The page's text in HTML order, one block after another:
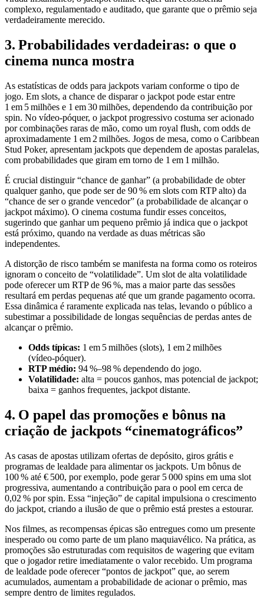
complexo, regulamentado e auditado, que garante que o prêmio seja
verdadeiramente merecido.
3. Probabilidades verdadeiras: o que o
cinema nunca mostra
As estatísticas de odds para jackpots variam conforme o tipo de
jogo. Em slots, a chance de disparar o jackpot pode estar entre
1 em 5 milhões e 1 em 30 milhões, dependendo da contribuição por
spin. No vídeo‑póquer, o jackpot progressivo costuma ser acionado
por combinações raras de mão, como um royal flush, com odds de
aproximadamente 1 em 2 milhões. Jogos de mesa, como o Caribbean
Stud Poker, apresentam jackpots que dependem de apostas paralelas,
com probabilidades que giram em torno de 1 em 1 milhão.
É crucial distinguir “chance de ganhar” (a probabilidade de obter
qualquer ganho, que pode ser de 90 % em slots com RTP alto) da
“chance de ser o grande vencedor” (a probabilidade de alcançar o
jackpot máximo). O cinema costuma fundir esses conceitos,
sugerindo que ganhar um pequeno prêmio já indica que o jackpot
está próximo, quando na verdade as duas métricas são
independentes.
A distorção de risco também se manifesta na forma como os roteiros
ignoram o conceito de “volatilidade”. Um slot de alta volatilidade
pode oferecer um RTP de 96 %, mas a maior parte das sessões
resultará em perdas pequenas até que um grande pagamento ocorra.
Essa dinâmica é raramente explicada nas telas, levando o público a
subestimar a possibilidade de longas sequências de perdas antes de
alcançar o prêmio.
Odds típicas: 1 em 5 milhões (slots), 1 em 2 milhões
(vídeo‑póquer).
RTP médio: 94 %–98 % dependendo do jogo.
Volatilidade: alta = poucos ganhos, mas potencial de jackpot;
baixa = ganhos frequentes, jackpot distante.
4. O papel das promoções e bônus na
criação de jackpots “cinematográficos”
As casas de apostas utilizam ofertas de depósito, giros grátis e
programas de lealdade para alimentar os jackpots. Um bônus de
100 % até € 500, por exemplo, pode gerar 5 000 spins em uma slot
progressiva, aumentando a contribuição para o pool em cerca de
0,02 % por spin. Essa “injeção” de capital impulsiona o crescimento
do jackpot, criando a ilusão de que o prêmio está prestes a estourar.
Nos filmes, as recompensas épicas são entregues como um presente
inesperado ou como parte de um plano maquiavélico. Na prática, as
promoções são estruturadas com requisitos de wagering que evitam
que o jogador retire imediatamente o valor recebido. Um programa
de lealdade pode oferecer “pontos de jackpot” que, ao serem
acumulados, aumentam a probabilidade de acionar o prêmio, mas
sempre dentro de limites regulados.